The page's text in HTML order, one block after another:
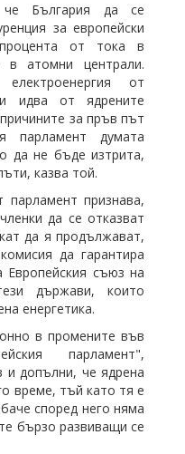
че България да се
за европейски
от тока в
в атомни централи.
от
идва от ядрените
за пръв път
парламент думата
да не бъде изтрита,
казва той.
признава,
да се отказват
да я продължават,
да гарантира
Европейския съюз на
държави, които
енергетика.
в промените във
парламент",
и допълни, че ядрена
време, тъй като тя е
според него няма
бързо развиващи се